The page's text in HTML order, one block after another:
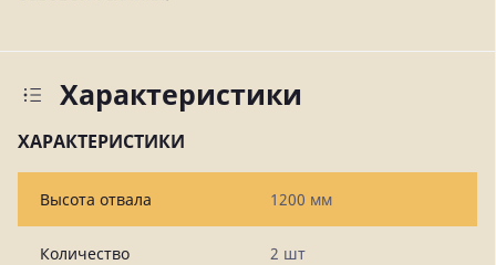
Характеристики
ХАРАКТЕРИСТИКИ
Высота отвала 1200 мм
Количество
2 шт